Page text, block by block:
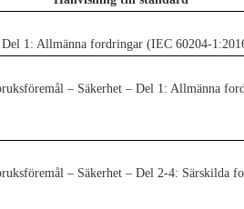
1: Allmänna fordringar (IEC 60204-
– Säkerhet – Del 1: Allmänna
– Säkerhet – Del 2-4: Särskilda